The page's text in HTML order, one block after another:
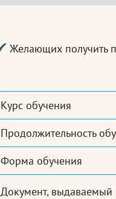
Желающих получить
Курс обучения
Продолжительность
Форма обучения
Документ, выдаваемый